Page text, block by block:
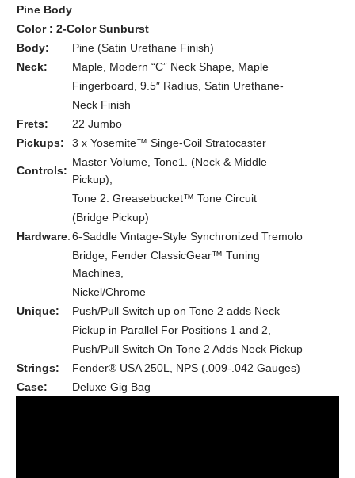
Pine Body
Color : 2-Color Sunburst
Body:
Pine (Satin Urethane Finish)
Neck:
Maple, Modern “C” Neck Shape, Maple
Fingerboard, 9.5″ Radius, Satin Urethane-
Neck Finish
Frets:
22 Jumbo
Pickups:
3 x Yosemite™ Singe-Coil Stratocaster
Controls:
Master Volume, Tone1. (Neck & Middle
Pickup),
Tone 2. Greasebucket™ Tone Circuit
(Bridge Pickup)
Hardware:6-Saddle Vintage-Style Synchronized Tremolo
Bridge, Fender ClassicGear™ Tuning
Machines,
Nickel/Chrome
Unique:
Push/Pull Switch up on Tone 2 adds Neck
Pickup in Parallel For Positions 1 and 2,
Push/Pull Switch On Tone 2 Adds Neck Pickup
Strings:
Fender® USA 250L, NPS (.009-.042 Gauges)
Case:
Deluxe Gig Bag